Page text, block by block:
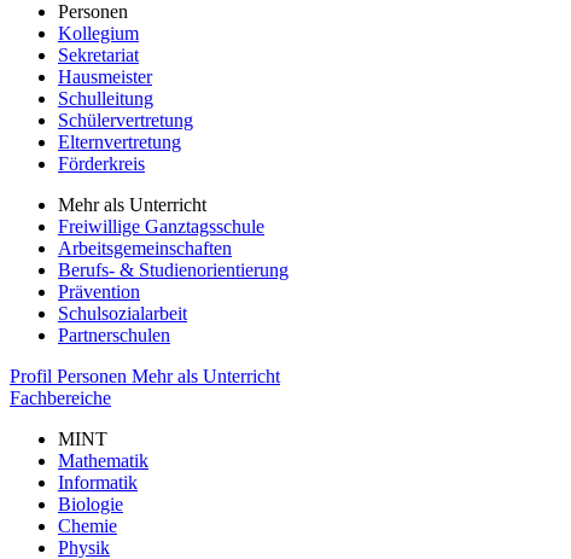
Personen
Kollegium
Sekretariat
Hausmeister
Schulleitung
Schülervertretung
Elternvertretung
Förderkreis
Mehr als Unterricht
Freiwillige Ganztagsschule
Arbeitsgemeinschaften
Berufs- & Studienorientierung
Prävention
Schulsozialarbeit
Partnerschulen
Profil Personen Mehr als Unterricht
Fachbereiche
MINT
Mathematik
Informatik
Biologie
Chemie
Physik